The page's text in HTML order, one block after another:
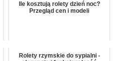
Ile kosztują rolety dzień noc?
Przegląd cen i modeli
Rolety rzymskie do sypialni -